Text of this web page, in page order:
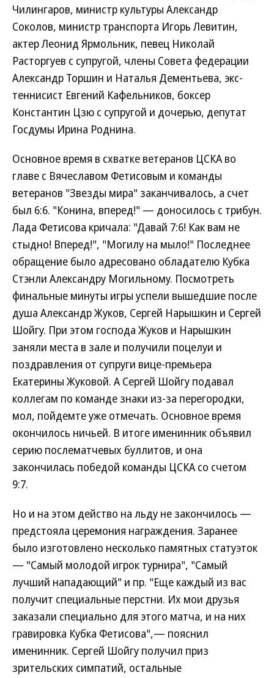
Чилингаров, министр культуры Александр
Соколов, министр транспорта Игорь Левитин,
актер Леонид Ярмольник, певец Николай
Расторгуев с супругой, члены Совета федерации
Александр Торшин и Наталья Дементьева, экс-
теннисист Евгений Кафельников, боксер
Константин Цзю с супругой и дочерью, депутат
Госдумы Ирина Роднина.
Основное время в схватке ветеранов ЦСКА во
главе с Вячеславом Фетисовым и команды
ветеранов "Звезды мира" заканчивалось, а счет
был 6:6. "Конина, вперед!" — доносилось с трибун.
Лада Фетисова кричала: "Давай 7:6! Как вам не
стыдно! Вперед!", "Могилу на мыло!" Последнее
обращение было адресовано обладателю Кубка
Стэнли Александру Могильному. Посмотреть
финальные минуты игры успели вышедшие после
душа Александр Жуков, Сергей Нарышкин и Сергей
Шойгу. При этом господа Жуков и Нарышкин
заняли места в зале и получили поцелуи и
поздравления от супруги вице-премьера
Екатерины Жуковой. А Сергей Шойгу подавал
коллегам по команде знаки из-за перегородки,
мол, пойдемте уже отмечать. Основное время
окончилось ничьей. В итоге именинник объявил
серию послематчевых буллитов, и она
закончилась победой команды ЦСКА со счетом
9:7.
Но и на этом действо на льду не закончилось —
предстояла церемония награждения. Заранее
было изготовлено несколько памятных статуэток
— "Самый молодой игрок турнира", "Самый
лучший нападающий" и пр. "Еще каждый из вас
получит специальные перстни. Их мои друзья
заказали специально для этого матча, и на них
гравировка Кубка Фетисова",— пояснил
именинник. Сергей Шойгу получил приз
зрительских симпатий, остальные